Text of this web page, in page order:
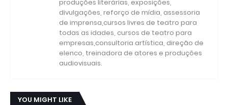
produções literárias, exposições,
divulgações, reforço de mídia, assessoria
de imprensa,cursos livres de teatro para
todas as idades, cursos de teatro para
empresas,consultoria artística, direção de
elenco, treinadora de atores e produções
audiovisuais.
YOU MIGHT LIKE